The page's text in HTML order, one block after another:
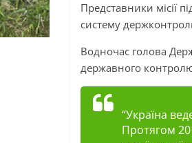
Представники місії
систему
Водночас голова
державного
“Україна
Протягом